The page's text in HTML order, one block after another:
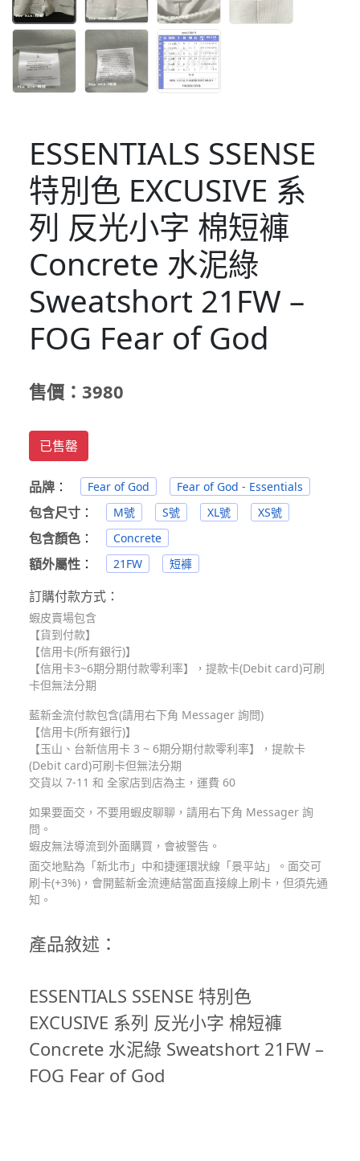
ESSENTIALS SSENSE
特別色 EXCUSIVE 系
列 反光小字 棉短褲
Concrete 水泥綠
Sweatshort 21FW –
FOG Fear of God
售價：3980
已售罄
品牌 ： Fear of God Fear of God - Essentials
包含尺寸 ： M號 S號 XL號 XS號
包含顏色 ： Concrete
額外屬性 ： 21FW 短褲
訂購付款方式：
蝦皮賣場包含
【貨到付款】
【信用卡(所有銀行)】
【信用卡3~6期分期付款零利率】，提款卡(Debit card)可刷
卡但無法分期
藍新金流付款包含(請用右下角 Messager 詢問)
【信用卡(所有銀行)】
【玉山、台新信用卡 3 ~ 6期分期付款零利率】，提款卡
(Debit card)可刷卡但無法分期
交貨以 7-11 和 全家店到店為主，運費 60
如果要面交，不要用蝦皮聊聊，請用右下角 Messager 詢
問。
蝦皮無法導流到外面購買，會被警告。
面交地點為「新北市」中和捷運環狀線「景平站」。面交可
刷卡(+3%)，會開藍新金流連結當面直接線上刷卡，但須先通
知。
產品敘述：
ESSENTIALS SSENSE 特別色
EXCUSIVE 系列 反光小字 棉短褲
Concrete 水泥綠 Sweatshort 21FW –
FOG Fear of God